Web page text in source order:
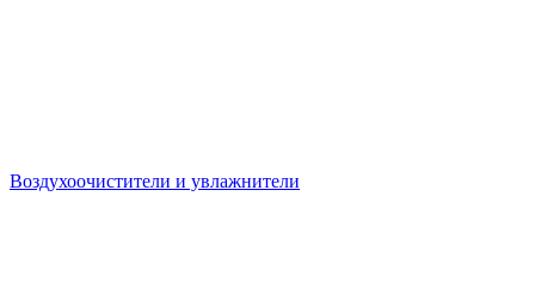
Воздухоочистители и увлажнители